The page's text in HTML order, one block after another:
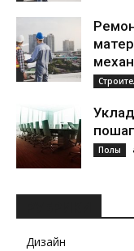
Полы
Дизайн